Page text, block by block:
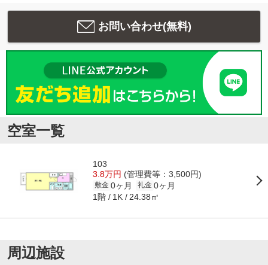
お問い合わせ(無料)
空室一覧
103
3.8万円 (管理費等：3,500円)
敷金 0ヶ月 礼金 0ヶ月
1階 1K 24.38㎡
周辺施設